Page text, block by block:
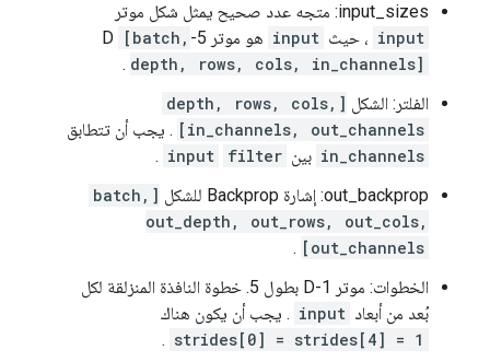
input_sizes: متجه عدد صحيح يمثل شكل موتر
input ، حيث input هو موتر 5-D
[batch,
depth, rows, cols, in_channels]
.
الفلتر: الشكل
[depth, rows, cols,
in_channels, out_channels]
. يجب أن تتطابق
in_channels بين input filter
.
out_backprop: إشارة Backprop للشكل
[batch,
out_depth, out_rows, out_cols,
out_channels]
.
الخطوات: موتر 1-D بطول 5. خطوة النافذة المنزلقة لكل
بُعد من أبعاد input . يجب أن يكون هناك
strides[0] = strides[4] = 1
.